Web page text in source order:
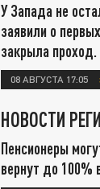
У Запада не
заявили о
закрыла
08 АВГУСТА 17:05
НОВОСТИ
Пенсионеры
вернут до 100%